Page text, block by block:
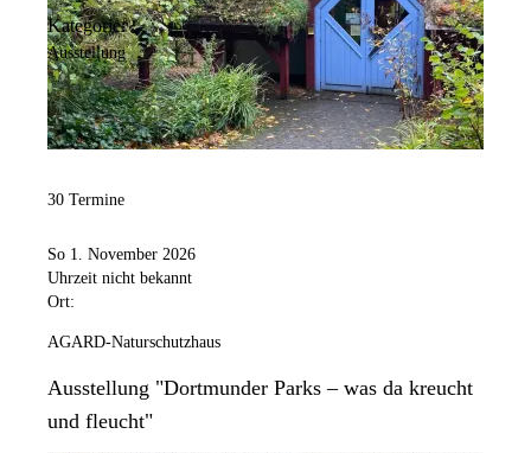
Kategorie:
Ausstellung
30 Termine
So 1. November 2026
Uhrzeit nicht bekannt
Ort:
AGARD-Naturschutzhaus
Ausstellung "Dortmunder Parks – was da kreucht
und fleucht"